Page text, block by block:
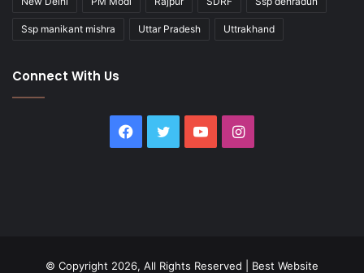
Ssp manikant mishra Uttar Pradesh Uttrakhand
Connect With Us
Facebook
Twitter YouTubeInstagram
© Copyright 2026, All Rights Reserved | Best Website